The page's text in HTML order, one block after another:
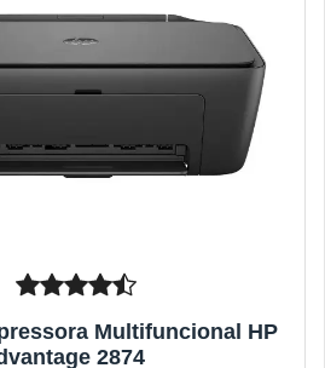
Multifuncional HP
2874